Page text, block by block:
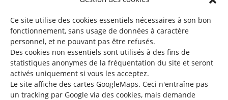
Ce site utilise des cookies essentiels nécessaires à son bon
fonctionnement, sans usage de données à caractère
personnel, et ne pouvant pas être refusés.
Des cookies non essentiels sont utilisés à des fins de
statistiques anonymes de la fréquentation du site et seront
activés uniquement si vous les acceptez.
Le site affiche des cartes GoogleMaps. Ceci n'entraîne pas
un tracking par Google via des cookies, mais demande
Une offre du